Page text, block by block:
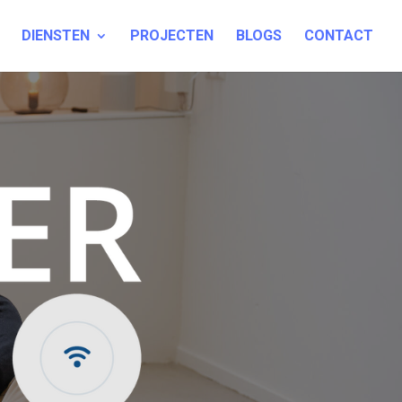
DIENSTEN PROJECTEN BLOGS CONTACT